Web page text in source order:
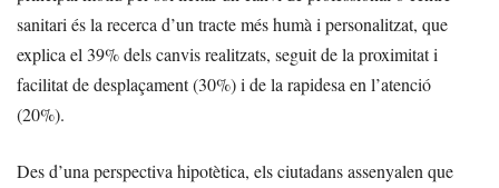
sanitari és la recerca d’un tracte més humà i personalitzat, que
explica el 39% dels canvis realitzats, seguit de la proximitat i
facilitat de desplaçament (30%) i de la rapidesa en l’atenció
(20%).
Des d’una perspectiva hipotètica, els ciutadans assenyalen que